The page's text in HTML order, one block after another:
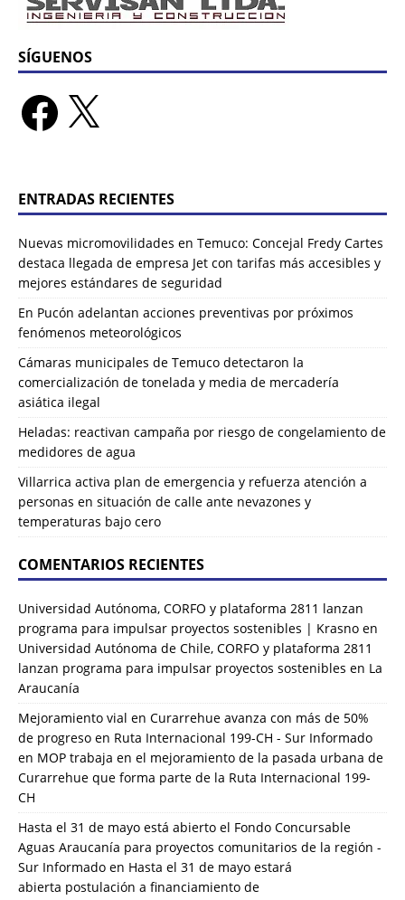
SÍGUENOS
ENTRADAS RECIENTES
Nuevas micromovilidades en Temuco: Concejal Fredy Cartes
destaca llegada de empresa Jet con tarifas más accesibles y
mejores estándares de seguridad
En Pucón adelantan acciones preventivas por próximos
fenómenos meteorológicos
Cámaras municipales de Temuco detectaron la
comercialización de tonelada y media de mercadería
asiática ilegal
Heladas: reactivan campaña por riesgo de congelamiento de
medidores de agua
Villarrica activa plan de emergencia y refuerza atención a
personas en situación de calle ante nevazones y
temperaturas bajo cero
COMENTARIOS RECIENTES
Universidad Autónoma, CORFO y plataforma 2811 lanzan
programa para impulsar proyectos sostenibles | Krasno en
Universidad Autónoma de Chile, CORFO y plataforma 2811
lanzan programa para impulsar proyectos sostenibles en La
Araucanía
Mejoramiento vial en Curarrehue avanza con más de 50%
de progreso en Ruta Internacional 199-CH - Sur Informado
en MOP trabaja en el mejoramiento de la pasada urbana de
Curarrehue que forma parte de la Ruta Internacional 199-
CH
Hasta el 31 de mayo está abierto el Fondo Concursable
Aguas Araucanía para proyectos comunitarios de la región -
Sur Informado en Hasta el 31 de mayo estará
abierta postulación a financiamiento de